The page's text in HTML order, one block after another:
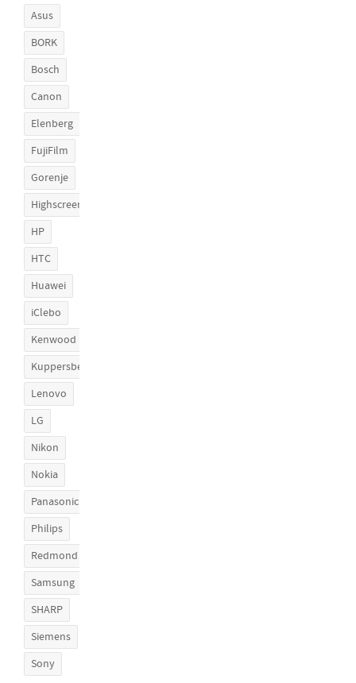
Asus
BORK
Bosch
Canon
Elenberg
FujiFilm
Gorenje
Highscreen
HP
HTC
Huawei
iClebo
Kenwood
Kuppersberg
Lenovo
LG
Nikon
Nokia
Panasonic
Philips
Redmond
Samsung
SHARP
Siemens
Sony